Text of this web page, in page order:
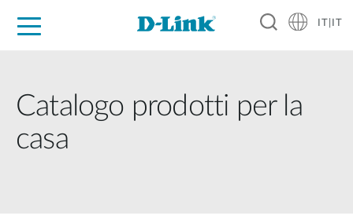
IT|IT
Catalogo prodotti per la
casa